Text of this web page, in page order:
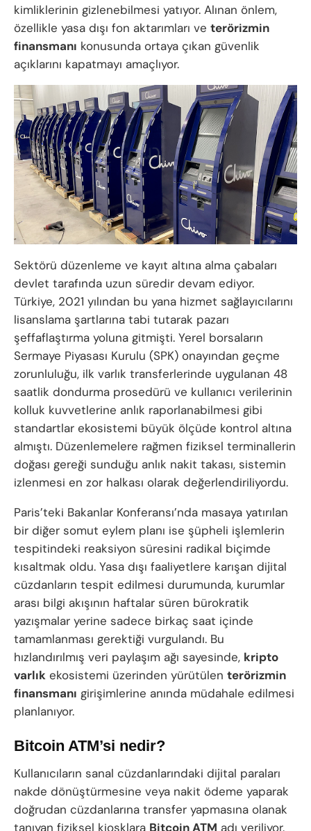
kimliklerinin gizlenebilmesi yatıyor. Alınan önlem,
özellikle yasa dışı fon aktarımları ve terörizmin
finansmanı konusunda ortaya çıkan güvenlik
açıklarını kapatmayı amaçlıyor.
Sektörü düzenleme ve kayıt altına alma çabaları
devlet tarafında uzun süredir devam ediyor.
Türkiye, 2021 yılından bu yana hizmet sağlayıcılarını
lisanslama şartlarına tabi tutarak pazarı
şeffaflaştırma yoluna gitmişti. Yerel borsaların
Sermaye Piyasası Kurulu (SPK) onayından geçme
zorunluluğu, ilk varlık transferlerinde uygulanan 48
saatlik dondurma prosedürü ve kullanıcı verilerinin
kolluk kuvvetlerine anlık raporlanabilmesi gibi
standartlar ekosistemi büyük ölçüde kontrol altına
almıştı. Düzenlemelere rağmen fiziksel terminallerin
doğası gereği sunduğu anlık nakit takası, sistemin
izlenmesi en zor halkası olarak değerlendiriliyordu.
Paris’teki Bakanlar Konferansı’nda masaya yatırılan
bir diğer somut eylem planı ise şüpheli işlemlerin
tespitindeki reaksiyon süresini radikal biçimde
kısaltmak oldu. Yasa dışı faaliyetlere karışan dijital
cüzdanların tespit edilmesi durumunda, kurumlar
arası bilgi akışının haftalar süren bürokratik
yazışmalar yerine sadece birkaç saat içinde
tamamlanması gerektiği vurgulandı. Bu
hızlandırılmış veri paylaşım ağı sayesinde, kripto
varlık ekosistemi üzerinden yürütülen terörizmin
finansmanı girişimlerine anında müdahale edilmesi
planlanıyor.
Bitcoin ATM’si nedir?
Kullanıcıların sanal cüzdanlarındaki dijital paraları
nakde dönüştürmesine veya nakit ödeme yaparak
doğrudan cüzdanlarına transfer yapmasına olanak
tanıyan fiziksel kiosklara Bitcoin ATM adı veriliyor.